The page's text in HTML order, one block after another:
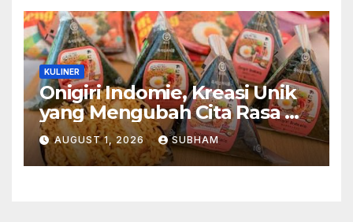
KULINER
Onigiri Indomie, Kreasi Unik
yang Mengubah Cita Rasa Mi
Favorit Menjadi Sajian
Kekinian
AUGUST 1, 2026 SUBHAM